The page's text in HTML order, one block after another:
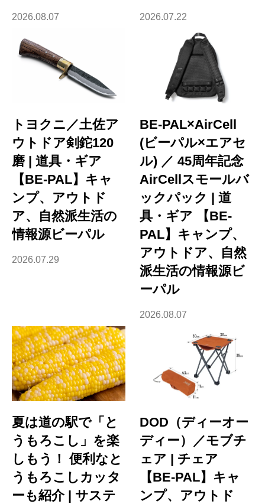
2026.08.07 2026.07.22
トヨクニ／土佐ア
ウトドア剣鉈120
磨 | 道具・ギア
【BE-PAL】キャ
ンプ、アウトド
ア、自然派生活の
情報源ビーパル
2026.07.29
BE-PAL×AirCell
(ビーパル×エアセ
ル) ／ 45周年記念
AirCellスモールバ
ックパック | 道
具・ギア 【BE-
PAL】キャンプ、
アウトドア、自然
派生活の情報源ビ
ーパル
2026.08.07
夏は道の駅で「と
うもろこし」を楽
しもう！ 便利なと
うもろこしカッタ
ーも紹介 | サステ
DOD（ディーオー
ディー）／モブチ
ェア | チェア
【BE-PAL】キャ
ンプ、アウトド